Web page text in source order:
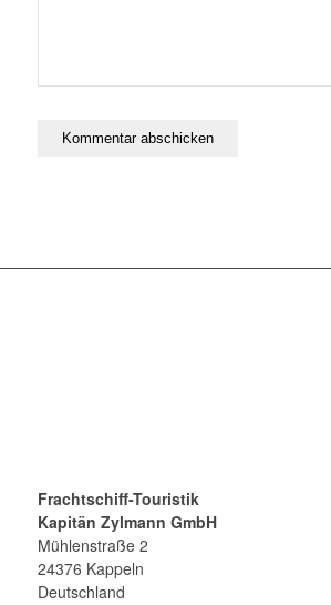
Frachtschiff-Touristik
Kapitän Zylmann GmbH
Mühlenstraße 2
24376 Kappeln
Deutschland